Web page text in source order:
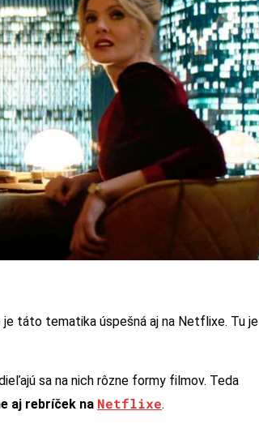
táto tematika úspešná aj na Netflixe. Tu je
sa na nich rôzne formy filmov. Teda
aj rebríček na Netflixe.